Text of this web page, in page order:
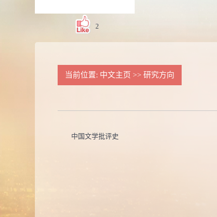
2
当前位置: 中文主页 >> 研究方向
中国文学批评史